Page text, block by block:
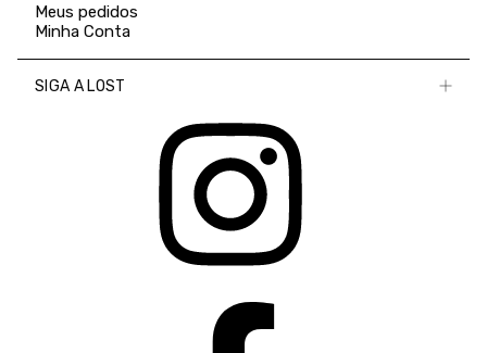
Meus pedidos
Minha Conta
SIGA A LOST